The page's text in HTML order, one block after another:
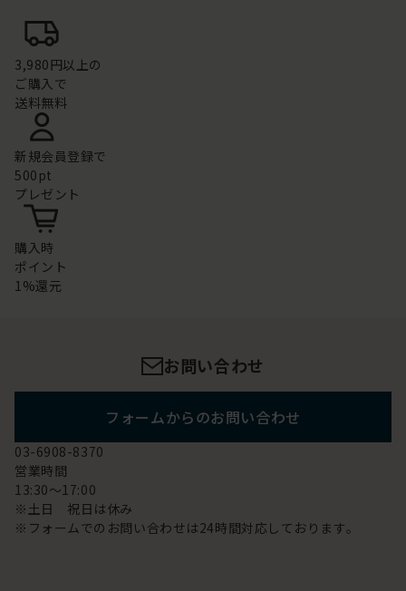
3,980円以上の
ご購入で
送料無料
新規会員登録で
500pt
プレゼント
購入時
ポイント
1%還元
お問い合わせ
フォームからのお問い合わせ
03-6908-8370
営業時間
13:30～17:00
※土日 祝日は休み
※フォームでのお問い合わせは24時間対応しております。